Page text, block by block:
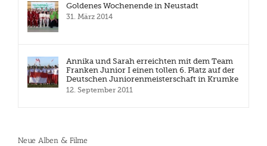
Goldenes Wochenende in Neustadt
31. März 2014
Annika und Sarah erreichten mit dem Team
Franken Junior I einen tollen 6. Platz auf der
Deutschen Juniorenmeisterschaft in Krumke
12. September 2011
Neue Alben & Filme